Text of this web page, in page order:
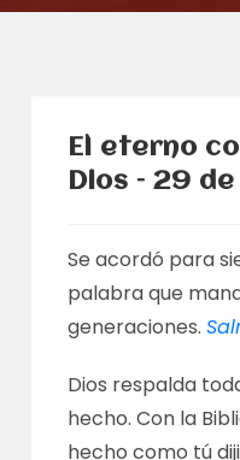
El eterno
Dios – 29
Se acordó para
palabra que
generaciones.
Dios respalda
hecho. Con la
hecho como tú